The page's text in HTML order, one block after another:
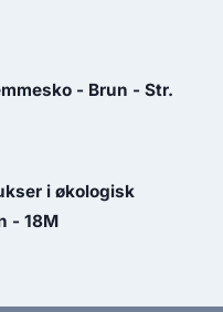
- Brun - Str.
i økologisk
- 18M